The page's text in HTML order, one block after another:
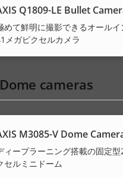
Q1809-LE Bullet
めて鮮明に撮影できるオール
メガピクセルカメラ
Dome cameras
M3085-V Dome
ィープラーニング搭載の固定
セルミニドーム